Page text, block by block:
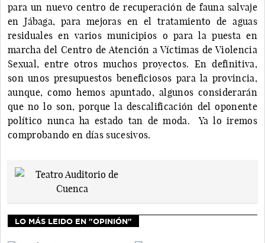
para un nuevo centro de recuperación de fauna salvaje
en Jábaga, para mejoras en el tratamiento de aguas
residuales en varios municipios o para la puesta en
marcha del Centro de Atención a Víctimas de Violencia
Sexual, entre otros muchos proyectos. En definitiva,
son unos presupuestos beneficiosos para la provincia,
aunque, como hemos apuntado, algunos considerarán
que no lo son, porque la descalificación del oponente
político nunca ha estado tan de moda. Ya lo iremos
comprobando en días sucesivos.
LO MÁS LEIDO EN "OPINIÓN"